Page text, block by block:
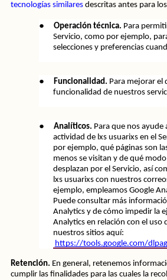
tecnologías similares descritas antes para
● Operación técnica. Para
Servicio, como por ejemplo,
selecciones y preferencias
● Funcionalidad. Para mejorar el
funcionalidad de nuestros
● Analíticos. Para que nos ayude
actividad de lxs usuarixs en el
por ejemplo, qué páginas son
menos se visitan y de qué
desplazan por el Servicio, así
lxs usuarixs con nuestros
ejemplo, empleamos Google
Puede consultar más
Analytics y de cómo impedir la
Analytics en relación con el uso
nuestros sitios aquí:
https://tools.google.com/
Retención. En general, retenemos
cumplir las finalidades para las cuales la